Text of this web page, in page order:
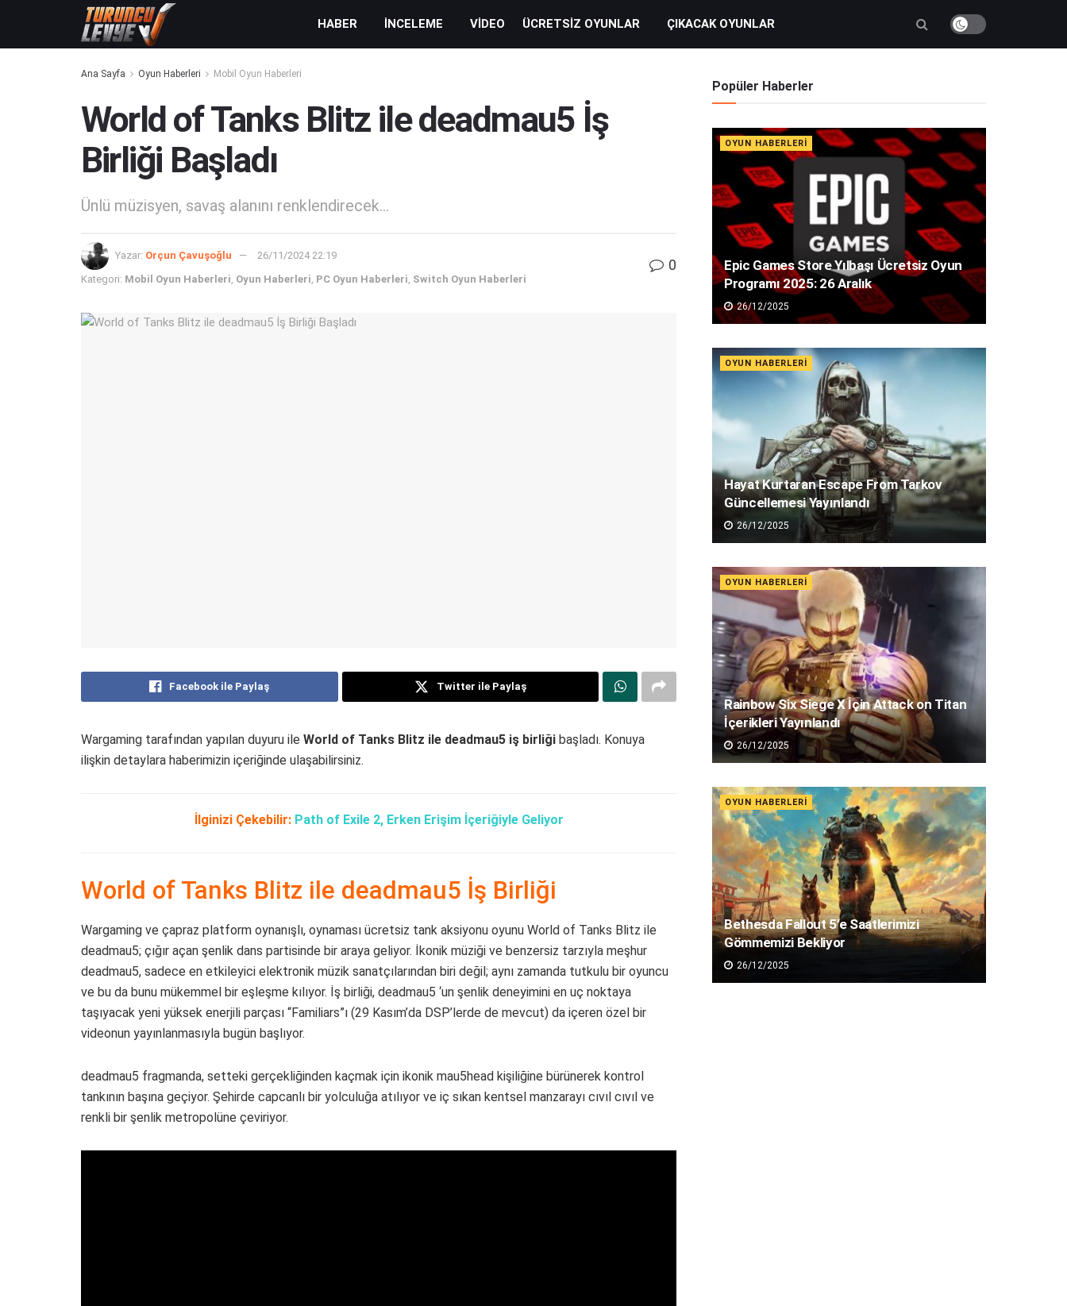
HABER İNCELEME VIDEO ÜCRETSIZ OYUNLAR ÇIKACAK OYUNLAR
Ana Sayfa Oyun Haberleri Mobil Oyun Haberleri
World of Tanks Blitz ile deadmau5 İş
Birliği Başladı
Ünlü müzisyen, savaş alanını renklendirecek...
Yazar: Orçun Çavuşoğlu 26/11/2024 22:19
Kategori: Mobil Oyun Haberleri, Oyun Haberleri, PC Oyun Haberleri, Switch Oyun Haberleri
0
Facebook ile Paylaş Twitter ile Paylaş
Wargaming tarafından yapılan duyuru ile World of Tanks Blitz ile deadmau5 iş birliği başladı. Konuya
ilişkin detaylara haberimizin içeriğinde ulaşabilirsiniz.
İlginizi Çekebilir: Path of Exile 2, Erken Erişim İçeriğiyle Geliyor
World of Tanks Blitz ile deadmau5 İş Birliği
Wargaming ve çapraz platform oynanışlı, oynaması ücretsiz tank aksiyonu oyunu World of Tanks Blitz ile
deadmau5; çığır açan şenlik dans partisinde bir araya geliyor. İkonik müziği ve benzersiz tarzıyla meşhur
deadmau5, sadece en etkileyici elektronik müzik sanatçılarından biri değil; aynı zamanda tutkulu bir oyuncu
ve bu da bunu mükemmel bir eşleşme kılıyor. İş birliği, deadmau5 ‘un şenlik deneyimini en uç noktaya
taşıyacak yeni yüksek enerjili parçası “Familiars”ı (29 Kasım’da DSP’lerde de mevcut) da içeren özel bir
videonun yayınlanmasıyla bugün başlıyor.
deadmau5 fragmanda, setteki gerçekliğinden kaçmak için ikonik mau5head kişiliğine bürünerek kontrol
tankının başına geçiyor. Şehirde capcanlı bir yolculuğa atılıyor ve iç sıkan kentsel manzarayı cıvıl cıvıl ve
renkli bir şenlik metropolüne çeviriyor.
Popüler Haberler
OYUN HABERLERI
Epic Games Store Yılbaşı Ücretsiz Oyun
Programı 2025: 26 Aralık
26/12/2025
OYUN HABERLERI
Hayat Kurtaran Escape From Tarkov
Güncellemesi Yayınlandı
26/12/2025
OYUN HABERLERI
Rainbow Six Siege X İçin Attack on Titan
İçerikleri Yayınlandı
26/12/2025
OYUN HABERLERI
Bethesda Fallout 5’e Saatlerimizi
Gömmemizi Bekliyor
26/12/2025